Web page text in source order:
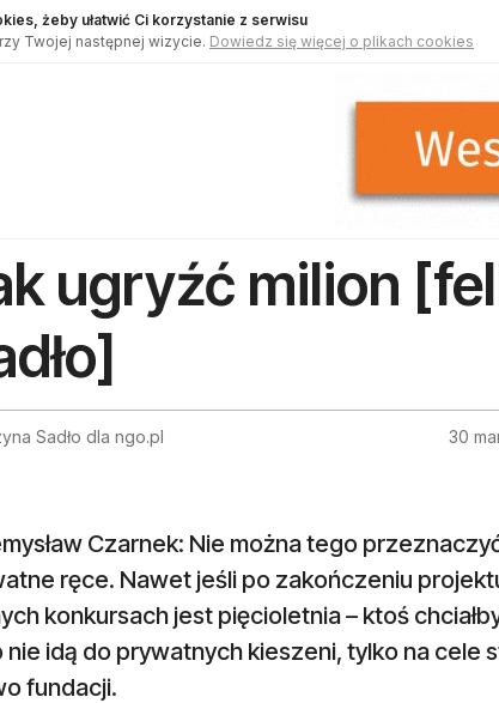
żeby ułatwić Ci korzystanie z serwisu
Twojej następnej wizycie. Dowiedz się więcej o plikach cookies
ugryźć milion
Sadło dla ngo.pl 30
Czarnek: Nie można tego
ręce. Nawet jeśli po zakończeniu
konkursach jest pięcioletnia – ktoś
nie idą do prywatnych kieszeni, tylko na cele
fundacji.